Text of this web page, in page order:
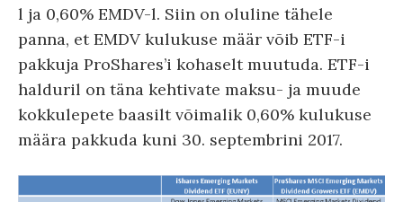
l ja 0,60% EMDV-l. Siin on oluline tähele
panna, et EMDV kulukuse määr võib ETF-i
pakkuja ProShares’i kohaselt muutuda. ETF-i
halduril on täna kehtivate maksu- ja muude
kokkulepete baasilt võimalik 0,60% kulukuse
määra pakkuda kuni 30. septembrini 2017.